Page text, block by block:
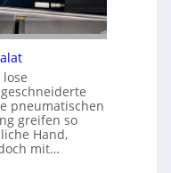
pneumatischen
greifen so
Hand,
mit…